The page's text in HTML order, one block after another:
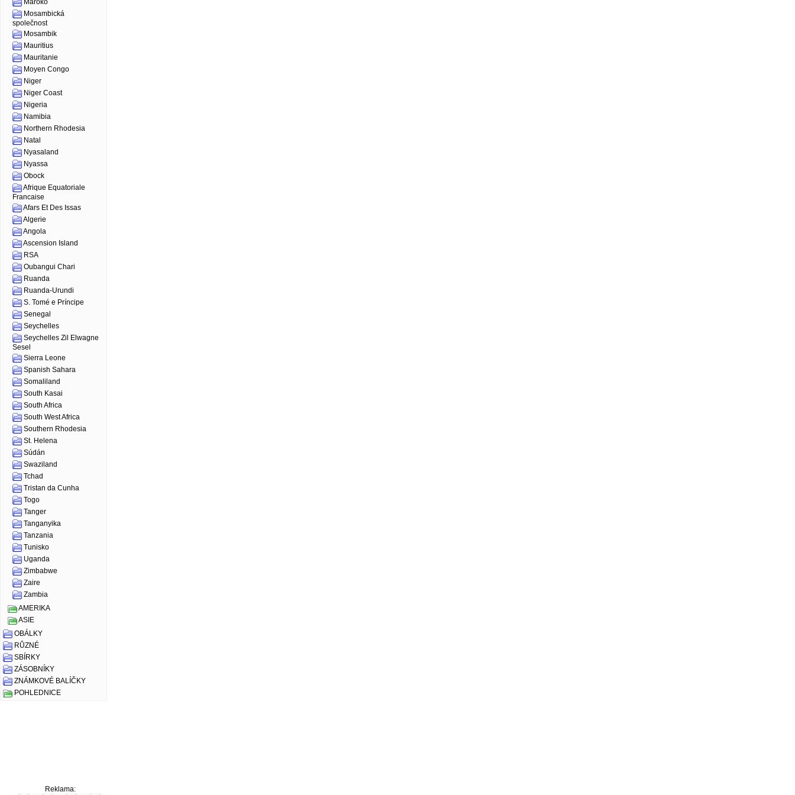
Maroko
Mosambická
společnost
Mosambik
Mauritius
Mauritanie
Moyen Congo
Niger
Niger Coast
Nigeria
Namibia
Northern Rhodesia
Natal
Nyasaland
Nyassa
Obock
Afrique Equatoriale
Francaise
Afars Et Des Issas
Algerie
Angola
Ascension Island
RSA
Oubangui Chari
Ruanda
Ruanda-Urundi
S. Tomé e Príncipe
Senegal
Seychelles
Seychelles Zil Elwagne
Sesel
Sierra Leone
Spanish Sahara
Somaliland
South Kasai
South Africa
South West Africa
Southern Rhodesia
St. Helena
Súdán
Swaziland
Tchad
Tristan da Cunha
Togo
Tanger
Tanganyika
Tanzania
Tunisko
Uganda
Zimbabwe
Zaire
Zambia
AMERIKA
ASIE
OBÁLKY
RŮZNÉ
SBÍRKY
ZÁSOBNÍKY
ZNÁMKOVÉ BALÍČKY
POHLEDNICE
Reklama: